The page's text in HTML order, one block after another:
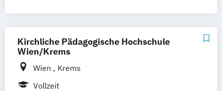
Applied Geoinformatics (EN)
Applied Image and Signal Processing (EN)
Berufsgrundbildung Management (Lehramt)
Kirchliche Pädagogische Hochschule
Wien/Krems
Wien
Krems
Vollzeit